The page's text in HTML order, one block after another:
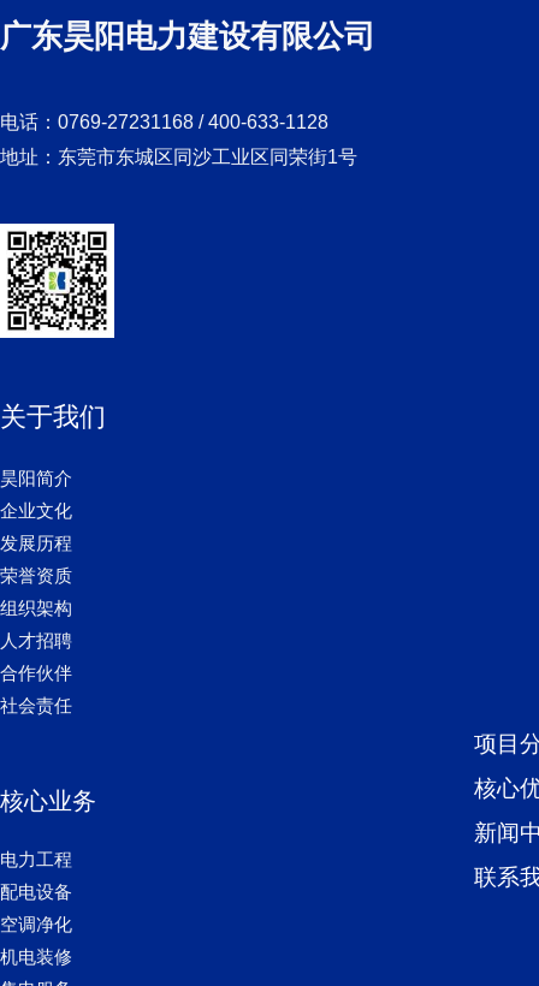
广东昊阳电力建设有限公司
电话：0769-27231168 / 400-633-1128
地址：东莞市东城区同沙工业区同荣街1号
关于我们
昊阳简介
企业文化
发展历程
荣誉资质
组织架构
人才招聘
合作伙伴
社会责任
核心业务
电力工程
配电设备
空调净化
机电装修
项目
核心
新闻
联系